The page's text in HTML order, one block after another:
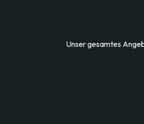
Unser gesamtes